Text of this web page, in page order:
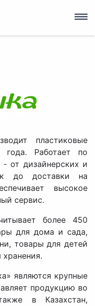
пластиковые
Работает по
- от дизайнерских и
до доставки на
высокое
сервис.
более 450
для дома и сада,
товары для детей
являются крупные
продукцию во
в Казахстан,